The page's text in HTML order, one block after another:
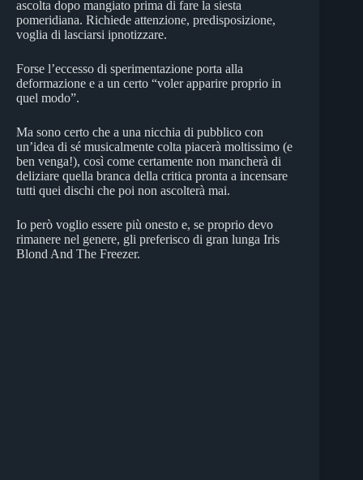
ascolta dopo mangiato prima di fare la siesta
pomeridiana. Richiede attenzione, predisposizione,
voglia di lasciarsi ipnotizzare.
Forse l’eccesso di sperimentazione porta alla
deformazione e a un certo “voler apparire proprio in
quel modo”.
Ma sono certo che a una nicchia di pubblico con
un’idea di sé musicalmente colta piacerà moltissimo (e
ben venga!), così come certamente non mancherà di
deliziare quella branca della critica pronta a incensare
tutti quei dischi che poi non ascolterà mai.
Io però voglio essere più onesto e, se proprio devo
rimanere nel genere, gli preferisco di gran lunga Iris
Blond And The Freezer.